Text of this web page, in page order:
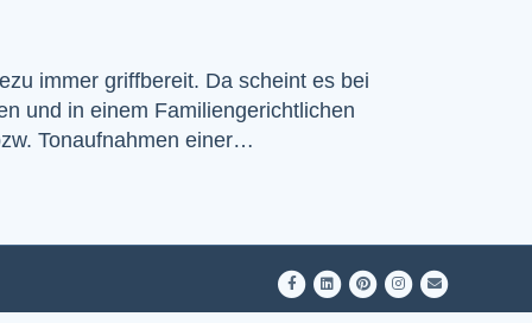
immer griffbereit. Da scheint es bei
und in einem Familiengerichtlichen
Tonaufnahmen einer…
FacebookLinkedinPinterestInstagram